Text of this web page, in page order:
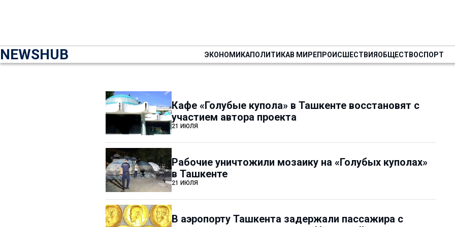
NEWSHUB ЭКОНОМИКАПОЛИТИКАВ МИРЕПРОИСШЕСТВИЯОБЩЕСТВОСПОРТ
Кафе «Голубые купола» в Ташкенте восстановят с
участием автора проекта
21 ИЮЛЯ
Рабочие уничтожили мозаику на «Голубых куполах»
в Ташкенте
21 ИЮЛЯ
В аэропорту Ташкента задержали пассажира с